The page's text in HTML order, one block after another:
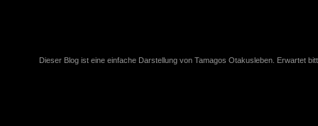
Dieser Blog ist eine einfache Darstellung von Tamagos Otakusleben. Erwartet